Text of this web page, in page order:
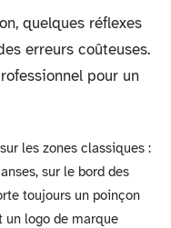
quelques réflexes
erreurs coûteuses.
pour un
les zones classiques :
sur le bord des
toujours un poinçon
logo de marque